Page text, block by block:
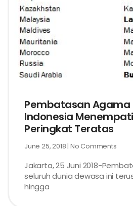
Pembatasan Agama
Indonesia
Peringkat Teratas
June 25, 2018 No Comments
Jakarta, 25 Juni 2018-
seluruh dunia dewasa ini
hingga